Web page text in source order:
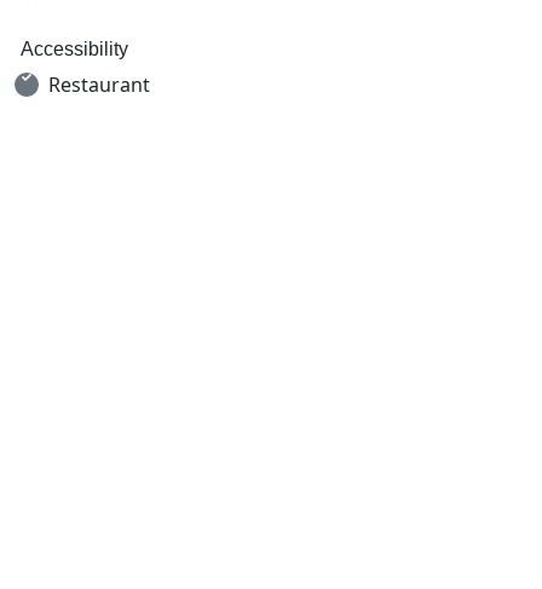
Accessibility
Restaurant